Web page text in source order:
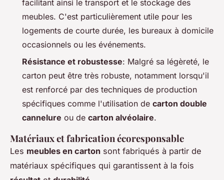
facilitant ainsi le transport et le stockage des
meubles. C'est particulièrement utile pour les
logements de courte durée, les bureaux à domicile
occasionnels ou les événements.
Résistance et robustesse: Malgré sa légèreté, le
carton peut être très robuste, notamment lorsqu'il
est renforcé par des techniques de production
spécifiques comme l'utilisation de carton double
cannelure ou de carton alvéolaire.
Matériaux et fabrication écoresponsable
Les meubles en carton sont fabriqués à partir de
matériaux spécifiques qui garantissent à la fois